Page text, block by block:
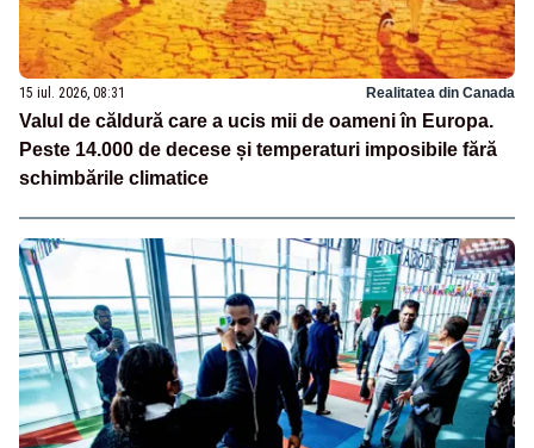
15 iul. 2026, 08:31 Realitatea din Canada
Valul de căldură care a ucis mii de oameni în Europa.
Peste 14.000 de decese și temperaturi imposibile fără
schimbările climatice